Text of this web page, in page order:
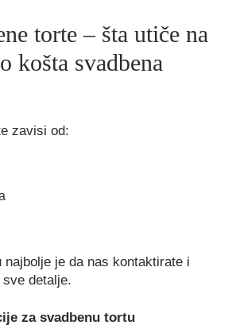
torte – šta utiče na
košta svadbena
zavisi od:
najbolje je da nas kontaktirate i
detalje.
za svadbenu tortu